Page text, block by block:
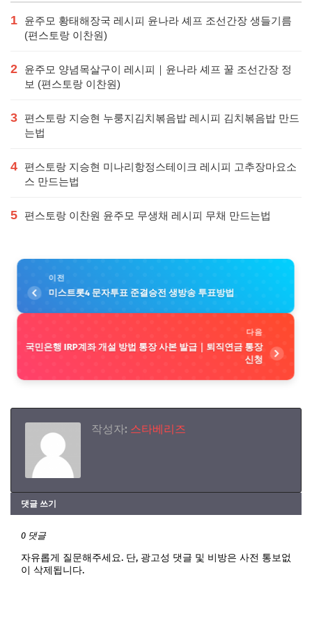
1
윤주모 황태해장국 레시피 윤나라 셰프 조선간장 생들기름
(편스토랑 이찬원)
2
윤주모 양념목살구이 레시피｜윤나라 셰프 꿀 조선간장 정
보 (편스토랑 이찬원)
3
편스토랑 지승현 누룽지김치볶음밥 레시피 김치볶음밥 만드
는법
4
편스토랑 지승현 미나리항정스테이크 레시피 고추장마요소
스 만드는법
5 편스토랑 이찬원 윤주모 무생채 레시피 무채 만드는법
이전
미스트롯4 문자투표 준결승전 생방송 투표방법
다음
국민은행 IRP계좌 개설 방법 통장 사본 발급｜퇴직연금 통장
신청
작성자: 스타베리즈
댓글 쓰기
0 댓글
자유롭게 질문해주세요. 단, 광고성 댓글 및 비방은 사전 통보없
이 삭제됩니다.